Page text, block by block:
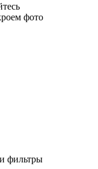
фото
фильтры